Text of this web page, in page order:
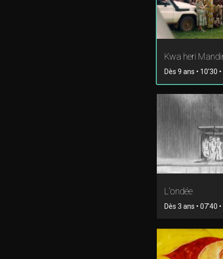
Kwa heri
Dès 9 ans • 10'30
L'ondée
Dès 3 ans • 07'40